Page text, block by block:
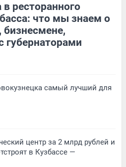
ресторанного
что мы знаем о
губернаторами
самый лучший для
центр за 2 млрд рублей и
в Кузбассе —